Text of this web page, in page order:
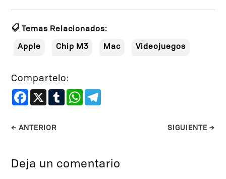
Temas Relacionados:
Apple Chip M3 Mac Videojuegos
Compartelo:
Facebook
X TumblrWhatsApp
←ANTERIOR SIGUIENTE→
Deja un comentario